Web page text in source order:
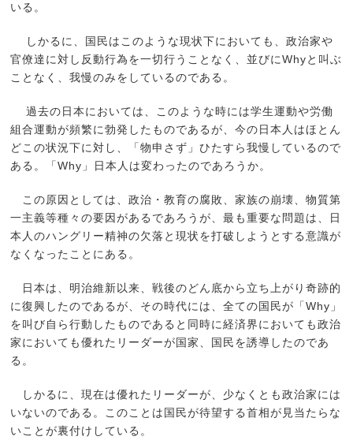
いる。
しかるに、国民はこのような現状下においても、政治家や
官僚達に対し反動行為を一切行うことなく、並びにWhyと叫ぶ
ことなく、我慢のみをしているのである。
過去の日本においては、このような時には学生運動や労働
組合運動が頻繁に勃発したものであるが、今の日本人はほとん
どこの状況下に対し、「物申さず」ひたすら我慢しているので
ある。「Why」日本人は変わったのであろうか。
この原因としては、政治・教育の腐敗、家族の崩壊、物質第
一主義等種々の要因があるであろうが、最も重要な問題は、日
本人のハングリー精神の欠落と現状を打破しようとする意識が
なくなったことにある。
日本は、明治維新以来、戦後のどん底から立ち上がり奇跡的
に復興したのであるが、その時代には、全ての国民が「Why」
を叫び自ら行動したものであると同時に経済界においても政治
家においても優れたリーダーが国家、国民を誘導したのであ
る。
しかるに、現在は優れたリーダーが、少なくとも政治家には
いないのである。このことは国民が待望する首相が見当たらな
いことが裏付けしている。